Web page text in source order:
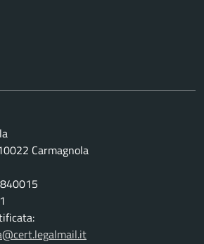
Carmagnola